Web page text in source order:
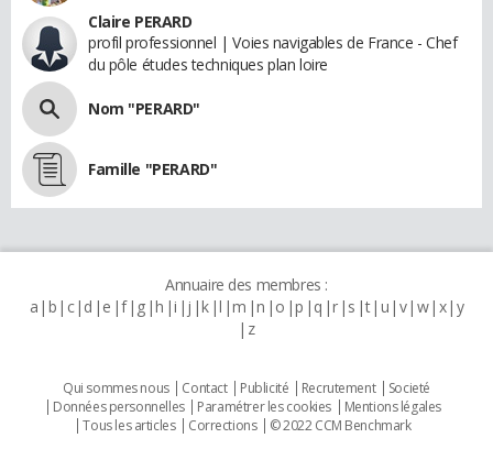
Claire PERARD
profil professionnel | Voies navigables de France - Chef
du pôle études techniques plan loire
Nom "PERARD"
Famille "PERARD"
Annuaire des membres :
a b c d e f g h i j k l m n o p q r s t u v w x y
z
Qui sommes nous Contact Publicité Recrutement
Societé
Données personnelles
Paramétrer les cookies
Mentions légales
Tous les articles
Corrections © 2022 CCM Benchmark